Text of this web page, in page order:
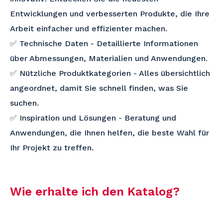
Entwicklungen und verbesserten Produkte, die Ihre
Arbeit einfacher und effizienter machen.
✅ Technische Daten - Detaillierte Informationen
über Abmessungen, Materialien und Anwendungen.
✅ Nützliche Produktkategorien - Alles übersichtlich
angeordnet, damit Sie schnell finden, was Sie
suchen.
✅ Inspiration und Lösungen - Beratung und
Anwendungen, die Ihnen helfen, die beste Wahl für
Ihr Projekt zu treffen.
Wie erhalte ich den Katalog?